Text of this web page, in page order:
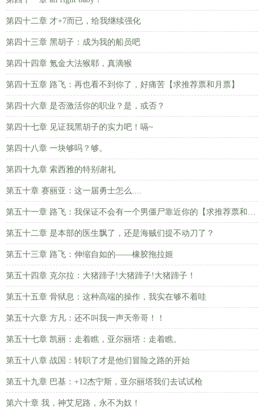
第四十二章 才+7而已，给我继续强化
第四十三章 黑胡子：成为我的船员吧
第四十四章 氪金大法猴耶，真滴猴
第四十五章 路飞：再也看不到你了，好痛苦【求推荐票和月票】
第四十六章 是否激活你的职业？是，或否？
第四十七章 见证我黑胡子的实力吧！嗝~
第四十八章 一块够吗？够。
第四十九章 索西雅的特别谢礼
第五十章 赛丽亚：这一届勇士怎么....
第五十一章 路飞：我保证不会有一个男僵尸靠近你的【求推荐票和月票】
第五十二章 是本部的医生飘了，还是海贼们提不动刀了？
第五十三章 路飞：伸缩自如的——橡胶拖拉姬
第五十四章 克尔拉：大猪蹄子!大猪蹄子!大猪蹄子！
第五十五章 骨狱息：这种高端的操作，我实在够不着哇
第五十六章 方凡：还不叫我一声天帝哥！！
第五十七章 凯丽：走着瞧，亚尔丽塔：走着瞧。
第五十八章 战国：转职了才是他们冒险之路的开始
第五十九章 巴基：+12杰宁斯，亚尔丽塔我们去试试枪
第六十章 我，神艾尼路，永不为奴！